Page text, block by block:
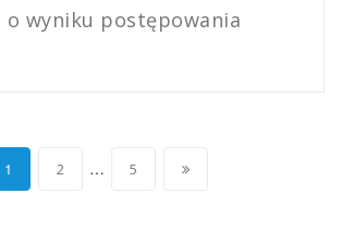
o wyniku postępowania
Stronicowanie
1 2 … 5